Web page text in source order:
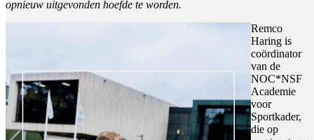
opnieuw uitgevonden hoefde te worden.
Remco
Haring is
coördinator
van de
NOC*NSF
Academie
voor
Sportkader,
die op